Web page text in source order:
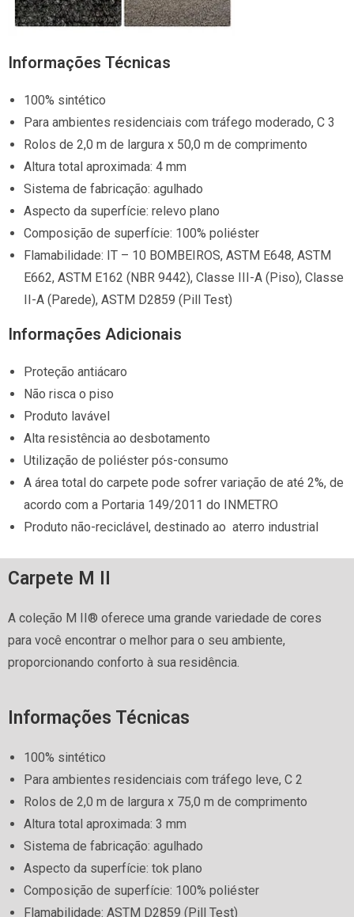
Informações Técnicas
100% sintético
Para ambientes residenciais com tráfego moderado, C 3
Rolos de 2,0 m de largura x 50,0 m de comprimento
Altura total aproximada: 4 mm
Sistema de fabricação: agulhado
Aspecto da superfície: relevo plano
Composição de superfície: 100% poliéster
Flamabilidade: IT – 10 BOMBEIROS, ASTM E648, ASTM
E662, ASTM E162 (NBR 9442), Classe III-A (Piso), Classe
II-A (Parede), ASTM D2859 (Pill Test)
​Informações Adicionais​
Proteção antiácaro
Não risca o piso
Produto lavável
Alta resistência ao desbotamento
Utilização de poliéster pós-consumo
A área total do carpete pode sofrer variação de até 2%, de
acordo com a Portaria 149/2011 do INMETRO
Produto não-reciclável, destinado ao aterro industrial
Carpete M II
A coleção M II® oferece uma grande variedade de cores
para você encontrar o melhor para o seu ambiente,
proporcionando conforto à sua residência.
Informações Técnicas
100% sintético
Para ambientes residenciais com tráfego leve, C 2
Rolos de 2,0 m de largura x 75,0 m de comprimento
Altura total aproximada: 3 mm
Sistema de fabricação: agulhado
Aspecto da superfície: tok plano
Composição de superfície: 100% poliéster
Flamabilidade: ASTM D2859 (Pill Test)